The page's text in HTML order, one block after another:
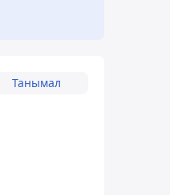
Танымал